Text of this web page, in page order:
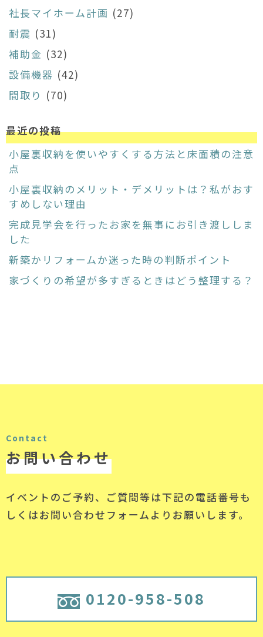
社長マイホーム計画 (27)
耐震 (31)
補助金 (32)
設備機器 (42)
間取り (70)
最近の投稿
小屋裏収納を使いやすくする方法と床面積の注意
点
小屋裏収納のメリット・デメリットは？私がおす
すめしない理由
完成見学会を行ったお家を無事にお引き渡ししま
した
新築かリフォームか迷った時の判断ポイント
家づくりの希望が多すぎるときはどう整理する？
Contact
お問い合わせ
イベントのご予約、ご質問等は下記の電話番号も
しくはお問い合わせフォームよりお願いします。
0120-958-508